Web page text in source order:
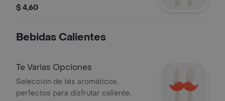
$ 4,60
Bebidas Calientes
Te Varias Opciones
Selección de tés aromáticos,
perfectos para disfrutar caliente.